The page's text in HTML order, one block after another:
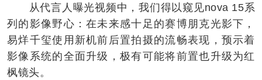
从代言人曝光视频中，我们得以窥见nova 15系
列的影像野心：在未来感十足的赛博朋克光影下，
易烊千玺使用新机前后置拍摄的流畅表现，预示着
影像系统的全面升级，极有可能将前置也升级为红
枫镜头。